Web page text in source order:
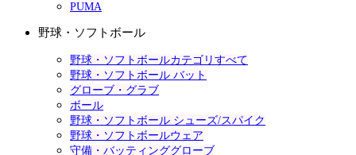
PUMA
野球・ソフトボール
野球・ソフトボールカテゴリすべて
野球・ソフトボール バット
グローブ・グラブ
ボール
野球・ソフトボール シューズ/スパイク
野球・ソフトボールウェア
守備・バッティンググローブ